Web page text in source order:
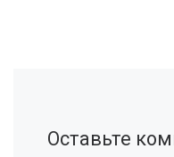
Оставьте